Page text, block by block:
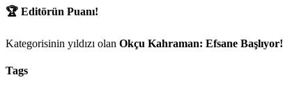
🏆 Editörün Puanı!
Kategorisinin yıldızı olan Okçu Kahraman: Efsane Başlıyor!
Tags